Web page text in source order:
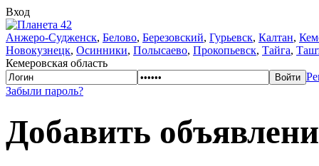
Вход
Анжеро-Судженск, Белово, Березовский, Гурьевск, Калтан,
Новокузнецк, Осинники, Полысаево, Прокопьевск, Тайга,
Кемеровская область
Забыли пароль?
Добавить